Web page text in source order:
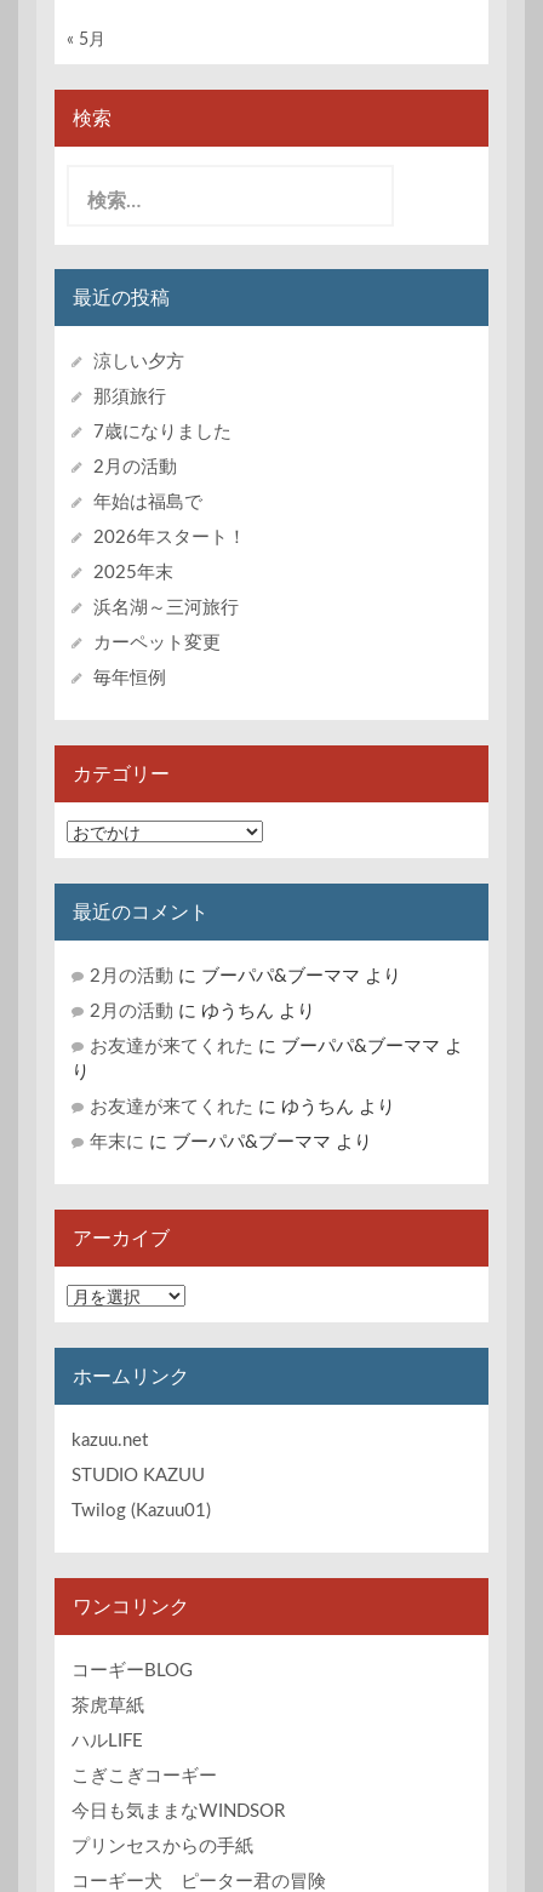
« 5月
検索
最近の投稿
涼しい夕方
那須旅行
7歳になりました
2月の活動
年始は福島で
2026年スタート！
2025年末
浜名湖～三河旅行
カーペット変更
毎年恒例
カテゴリー
カ
テ
リ
最近のコメント
2月の活動 に ブーパパ&ブーママ より
2月の活動 に ゆうちん より
お友達が来てくれた に ブーパパ&ブーママ よ
り
お友達が来てくれた に ゆうちん より
年末に に ブーパパ&ブーママ より
アーカイブ
ア
ー
イ
ホームリンク
kazuu.net
STUDIO KAZUU
Twilog (Kazuu01)
ワンコリンク
コーギーBLOG
茶虎草紙
ハルLIFE
こぎこぎコーギー
今日も気ままなWINDSOR
プリンセスからの手紙
コーギー犬 ピーター君の冒険